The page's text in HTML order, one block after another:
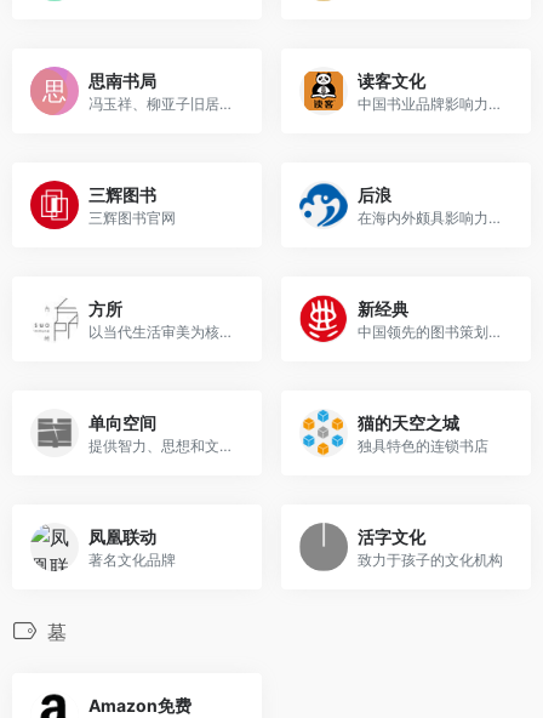
思南书局
冯玉祥、柳亚子旧居改建
读客文化
中国书业品牌影响力领先、营...
三辉图书
三辉图书官网
后浪
在海内外颇具影响力的新型综...
方所
以当代生活审美为核心的公共...
新经典
中国领先的图书策划与发行机构
单向空间
提供智力、思想和文化生活的...
猫的天空之城
独具特色的连锁书店
凤凰联动
著名文化品牌
活字文化
致力于孩子的文化机构
墓
Amazon免费